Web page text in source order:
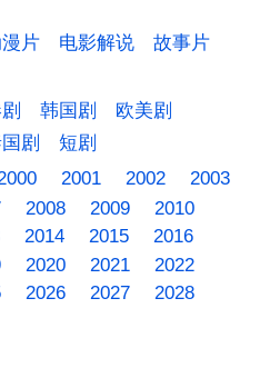
lin,柳
片 电影解说
故事片
韩国剧
欧美剧
剧
短剧
2001 2002
2003
2008 2009
2010
2014 2015
2016
2020 2021
2022
2026 2027
2028